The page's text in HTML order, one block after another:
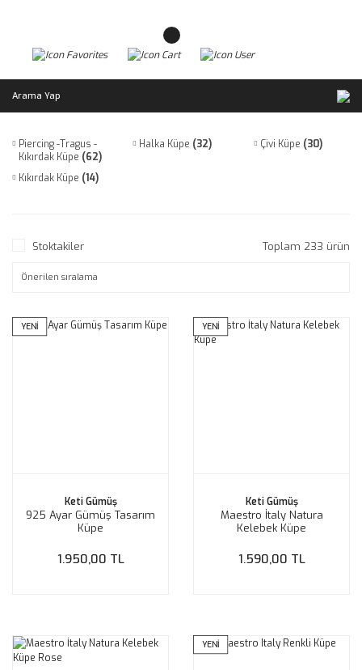
Arama Yap
Piercing -Tragus -
Kıkırdak Küpe (62)
Halka Küpe (32) Çivi Küpe (30)
Kıkırdak Küpe (14)
Stoktakiler Toplam 233 ürün
YENİ
Keti Gümüş
925 Ayar Gümüş Tasarım
Küpe
1.950,00 TL
YENİ
Keti Gümüş
Maestro İtaly Natura
Kelebek Küpe
1.590,00 TL
YENİ